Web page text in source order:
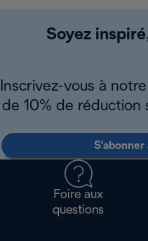
Soyez
Inscrivez-vous à
de 10% de réduction
S'abonner
Foire aux
questions